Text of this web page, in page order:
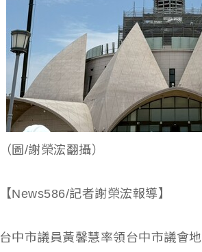
（圖/謝榮浤翻攝）
【News586/記者謝榮浤報導】
台中市議員黃馨慧率領台中市議會